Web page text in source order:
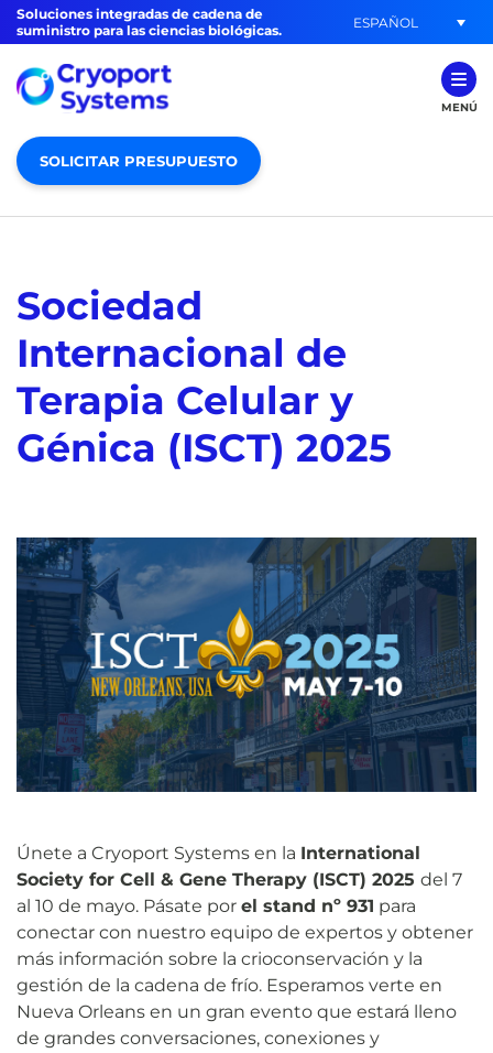
Soluciones integradas de cadena de
suministro para las ciencias biológicas.
ESPAÑOL
MENÚ
SOLICITAR PRESUPUESTO
Sociedad
Internacional de
Terapia Celular y
Génica (ISCT) 2025
Únete a Cryoport Systems en la International
Society for Cell & Gene Therapy (ISCT) 2025 del 7
al 10 de mayo. Pásate por el stand nº 931 para
conectar con nuestro equipo de expertos y obtener
más información sobre la crioconservación y la
gestión de la cadena de frío. Esperamos verte en
Nueva Orleans en un gran evento que estará lleno
de grandes conversaciones, conexiones y